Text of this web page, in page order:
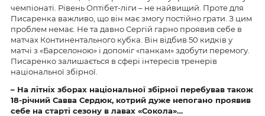
чемпіонаті. Рівень Оптібет-ліги – не найвищий. Проте для
Писаренка важливо, що він має змогу постійно грати. З цим
проблем немає. Не та давно Сергій гарно проявив себе в
матчах Континентального кубка. Він відбив 50 кидків у
матчі з «Барселоною» і допоміг «панкам» здобути перемогу.
Писаренко залишається в сфері інтересів тренерів
національної збірної.
– На літніх зборах національної збірної перебував також
18-річний Савва Сердюк, котрий дуже непогано проявив
себе на старті сезону в лавах «Сокола»…